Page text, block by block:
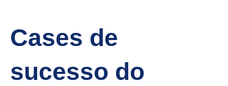
Cases de
sucesso do